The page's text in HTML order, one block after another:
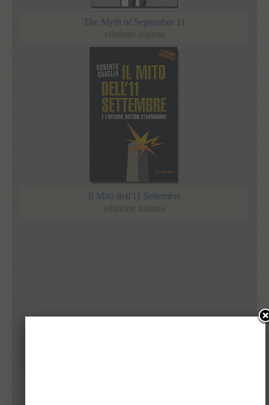
The Myth of September 11
edizione inglese
Il Mito dell'11 Settembre
edizione italiana